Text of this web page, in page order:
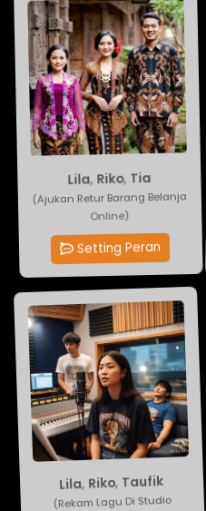
Lila,Riko,Tia
(Ajukan Retur Barang Belanja
Online)
Setting Peran
Lila, Riko, Taufik
(Rekam Lagu Di Studio